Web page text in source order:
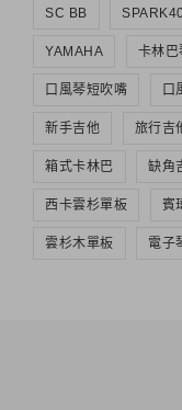
SC BB
YAMAHA 卡林巴
口風琴短吹嘴 口
新手吉他 旅行吉
箱式卡林巴 缺角
西卡雲杉單板 賓
雲杉木單板 電子